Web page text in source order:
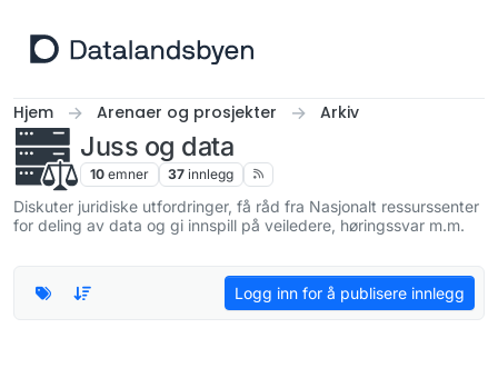
Hjem Arenaer og prosjekter Arkiv
Juss og data
10 emner 37 innlegg
Diskuter juridiske utfordringer, få råd fra Nasjonalt ressurssenter
for deling av data og gi innspill på veiledere, høringssvar m.m.
Logg inn for å publisere innlegg